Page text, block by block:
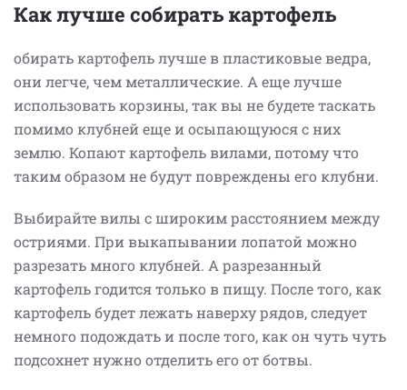
Как лучше собирать картофель
обирать картофель лучше в пластиковые ведра,
они легче, чем металлические. А еще лучше
использовать корзины, так вы не будете таскать
помимо клубней еще и осыпающуюся с них
землю. Копают картофель вилами, потому что
таким образом не будут повреждены его клубни.
Выбирайте вилы с широким расстоянием между
остриями. При выкапывании лопатой можно
разрезать много клубней. А разрезанный
картофель годится только в пищу. После того, как
картофель будет лежать наверху рядов, следует
немного подождать и после того, как он чуть чуть
подсохнет нужно отделить его от ботвы.